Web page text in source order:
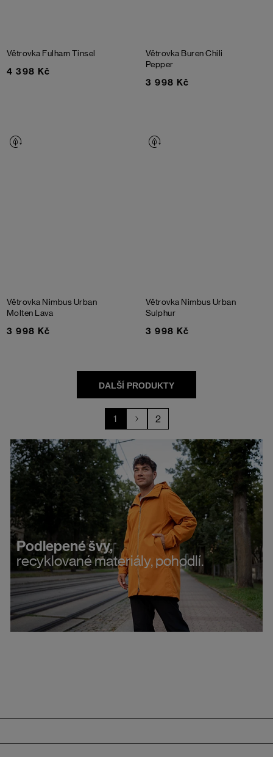
Větrovka FulhamTinsel
4 398 Kč
Větrovka BurenChili
Pepper
3 998 Kč
Větrovka Nimbus Urban
Molten Lava
3 998 Kč
Větrovka Nimbus Urban
Sulphur
3 998 Kč
1 2
Podlepené švy,
recyklované materiály, pohodlí.